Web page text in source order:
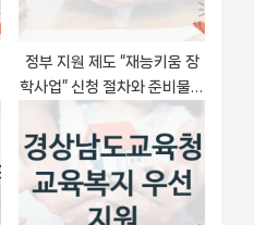
정부 지원 제도 “재능키움 장
학사업” 신청 절차와 준비물 –
재단법인충청남도평생교육인
재육성진흥원